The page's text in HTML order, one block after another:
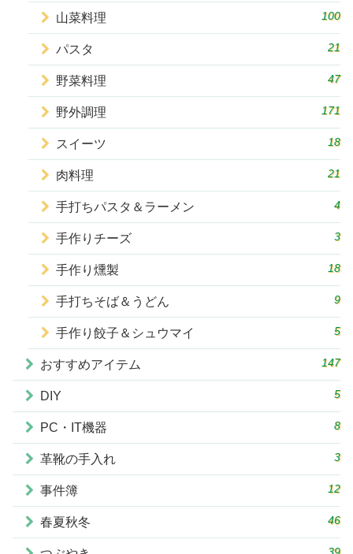
山菜料理 100
パスタ 21
野菜料理 47
野外調理 171
スイーツ 18
肉料理 21
手打ちパスタ＆ラーメン 4
手作りチーズ 3
手作り燻製 18
手打ちそば＆うどん 9
手作り餃子＆シュウマイ 5
おすすめアイテム 147
DIY 5
PC・IT機器 8
革靴の手入れ 3
事件簿 12
春夏秋冬 46